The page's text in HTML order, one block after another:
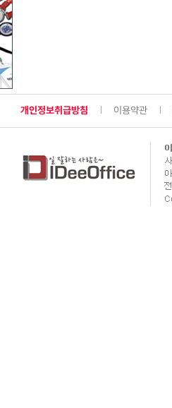
개인정보취급방침 이용약관